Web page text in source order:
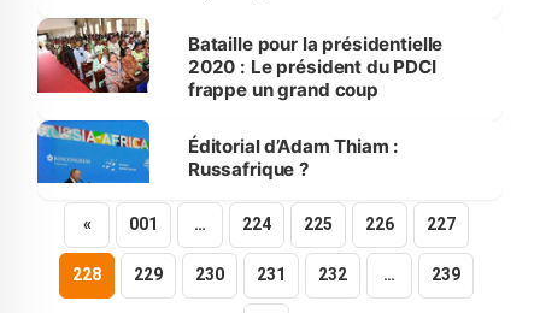
Bataille pour la présidentielle
2020 : Le président du PDCI
frappe un grand coup
Éditorial d’Adam Thiam :
Russafrique ?
« 001 … 224 225 226 227
228 229 230 231 232 … 239